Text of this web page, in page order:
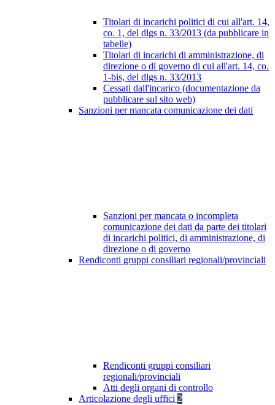
Titolari di incarichi politici di cui all'art. 14,
co. 1, del dlgs n. 33/2013 (da pubblicare in
tabelle)
Titolari di incarichi di amministrazione, di
direzione o di governo di cui all'art. 14, co.
1-bis, del dlgs n. 33/2013
Cessati dall'incarico (documentazione da
pubblicare sul sito web)
Sanzioni per mancata comunicazione dei dati
Sanzioni per mancata o incompleta
comunicazione dei dati da parte dei titolari
di incarichi politici, di amministrazione, di
direzione o di governo
Rendiconti gruppi consiliari regionali/provinciali
Rendiconti gruppi consiliari
regionali/provinciali
Atti degli organi di controllo
Articolazione degli uffici 2